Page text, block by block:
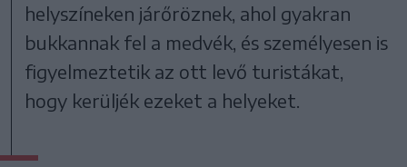
helyszíneken járőröznek, ahol gyakran
bukkannak fel a medvék, és személyesen is
figyelmeztetik az ott levő turistákat,
hogy kerüljék ezeket a helyeket.